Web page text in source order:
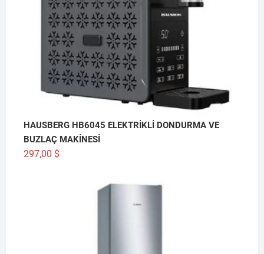
HAUSBERG HB6045 ELEKTRİKLİ DONDURMA VE
BUZLAÇ MAKİNESİ
297,00 $